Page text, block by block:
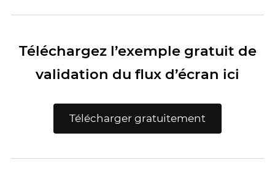
Téléchargez l’exemple gratuit de
validation du flux d’écran ici
Télécharger gratuitement